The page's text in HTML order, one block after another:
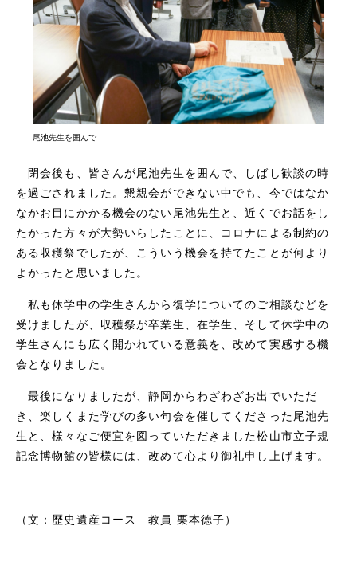
尾池先生を囲んで
閉会後も、皆さんが尾池先生を囲んで、しばし歓談の時
を過ごされました。懇親会ができない中でも、今ではなか
なかお目にかかる機会のない尾池先生と、近くでお話をし
たかった方々が大勢いらしたことに、コロナによる制約の
ある収穫祭でしたが、こういう機会を持てたことが何より
よかったと思いました。
私も休学中の学生さんから復学についてのご相談などを
受けましたが、収穫祭が卒業生、在学生、そして休学中の
学生さんにも広く開かれている意義を、改めて実感する機
会となりました。
最後になりましたが、静岡からわざわざお出でいただ
き、楽しくまた学びの多い句会を催してくださった尾池先
生と、様々なご便宜を図っていただきました松山市立子規
記念博物館の皆様には、改めて心より御礼申し上げます。
（文：歴史遺産コース 教員 栗本徳子）